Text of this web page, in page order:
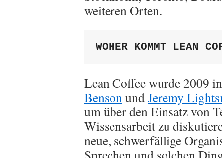
weiteren Orten.
WOHER KOMMT LEAN
Lean Coffee wurde 2009
BensonundJeremy
um über den Einsatz von
Wissensarbeit zu
neue, schwerfällige
Sprechen und solchen